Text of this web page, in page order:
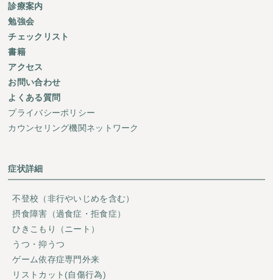
診療案内
勉強会
チェックリスト
書籍
アクセス
お問い合わせ
よくある質問
プライバシーポリシー
カウンセリング機関ネットワーク
症状詳細
不登校（非行やいじめを含む）
摂食障害（過食症・拒食症）
ひきこもり（ニート）
うつ・抑うつ
ゲーム依存症専門外来
リストカット(自傷行為)